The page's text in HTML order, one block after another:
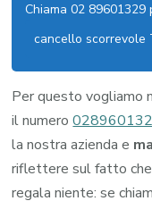
Chiama 02 89601329
cancello scorrevole
Per questo vogliamo
il numero
la nostra azienda e
riflettere sul fatto che
regala niente: se